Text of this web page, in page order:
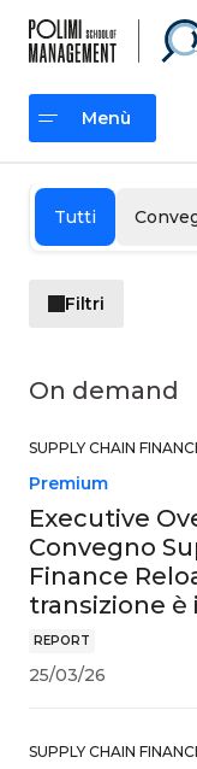
contenuto
Menù
Tutti
Filtri
On demand
SUPPLY CHAIN
REPORT
Executive
Convegno
Finance
transizione è
Premium
25/03/26
SUPPLY CHAIN